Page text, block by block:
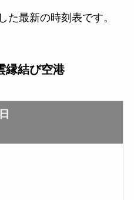
た最新の時刻表です。
縁結び空港